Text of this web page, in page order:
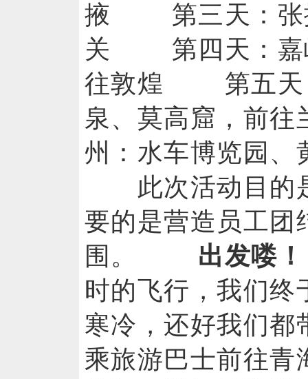
掖 第三天：张
关 第四天：嘉
往敦煌 第五天
泉、莫高窟，前
州：水车博览园
此次活动目的
要的是营造员工团
围。 出发喽
时的飞行，我们终
寒冷，还好我们都
乘旅游巴士前往